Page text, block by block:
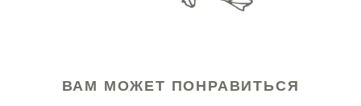
ВАМ МОЖЕТ ПОНРАВИТЬСЯ